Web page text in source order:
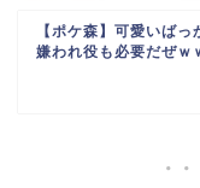
【ポケ森】可愛いば
嫌われ役も必要だぜｗ